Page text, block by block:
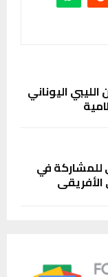
اليوناني
للمشاركة في
الأفريقي